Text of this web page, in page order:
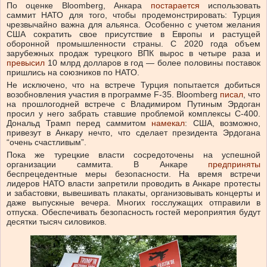
По оценке Bloomberg, Анкара постарается использовать
саммит НАТО для того, чтобы продемонстрировать: Турция
чрезвычайно важна для альянса. Особенно с учетом желания
США сократить свое присутствие в Европы и растущей
оборонной промышленности страны. С 2020 года объем
зарубежных продаж турецкого ВПК вырос в четыре раза и
превысил 10 млрд долларов в год — более половины поставок
пришлись на союзников по НАТО.
Не исключено, что на встрече Турция попытается добиться
возобновления участия в программе F-35. Bloomberg писал, что
на прошлогодней встрече с Владимиром Путиным Эрдоган
просил у него забрать ставшие проблемой комплексы С-400.
Дональд Трамп перед саммитом намекал: США, возможно,
привезут в Анкару нечто, что сделает президента Эрдогана
“очень счастливым”.
Пока же турецкие власти сосредоточены на успешной
организации саммита. В Анкаре предприняты
беспрецедентные меры безопасности. На время встречи
лидеров НАТО власти запретили проводить в Анкаре протесты
и забастовки, вывешивать плакаты, организовывать концерты и
даже выпускные вечера. Многих госслужащих отправили в
отпуска. Обеспечивать безопасность гостей мероприятия будут
десятки тысяч силовиков.